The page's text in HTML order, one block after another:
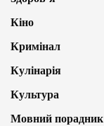
Кіно
Кримінал
Кулінарія
Культура
Мовний порадник